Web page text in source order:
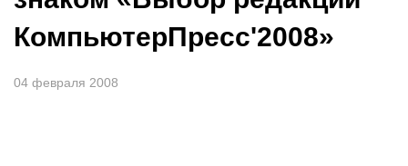
КомпьютерПресс'2008»
04 февраля 2008